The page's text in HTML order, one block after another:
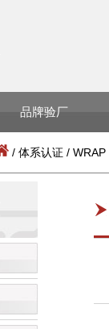
品牌验厂
/ 体系认证 / WRAP